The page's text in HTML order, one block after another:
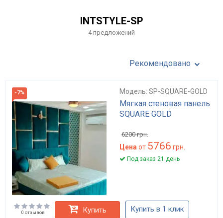
INTSTYLE-SP
4 предложений
Рекомендовано
-7% Модель: SP-SQUARE-GOLD
Мягкая стеновая панель
SQUARE GOLD
6200грн.
Цена от 5766 грн.
Под заказ 21 день
0 отзывов Купить Купить в 1 клик